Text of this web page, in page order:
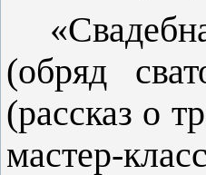
(обряд
(рассказ о
мастер-